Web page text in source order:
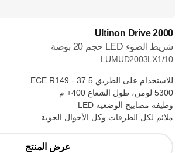
Ultinon Drive 2000
شريط الضوء LED حجم 20 بوصة
LUMUD2003LX1/10
للاستخدام على الطريق ECE R149 - 37.5
5300 لومن، طول الشعاع ‎+400 م
وظيفة مصابيح الوضعية LED
ملائم لكل الطرقات وكل الأحوال الجوية
عرض المنتج